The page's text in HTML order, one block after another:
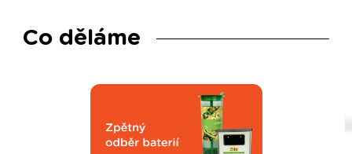
Co děláme